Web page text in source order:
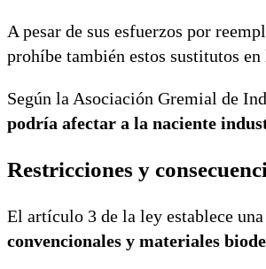
A pesar de sus esfuerzos por
prohíbe también estos sustitutos
Según la Asociación Gremial de
podría afectar a la naciente
Restricciones y
El artículo 3 de la ley establece
convencionales y materiales